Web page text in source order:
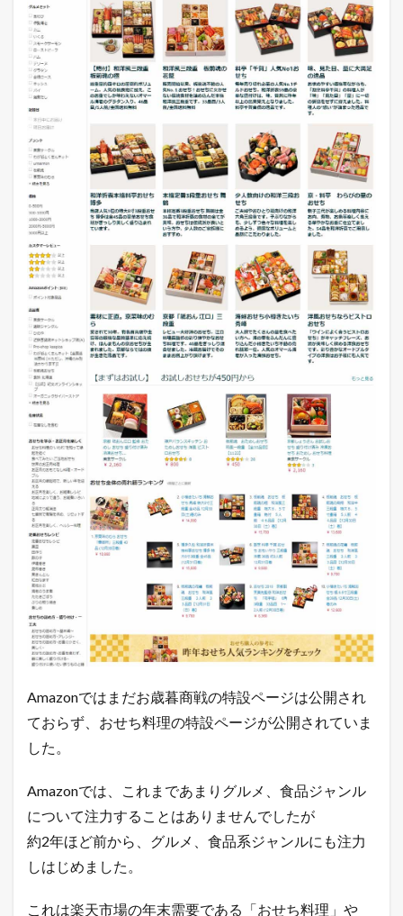
ベ
ン
ト
況
何
1
月
1
】
7
本
日
天
市
場
と
ヤ
フ
ー
シ
ョ
ッ
ピ
ン
グ
の
れ
商
品
天
市
総
合
リ
Amazonではまだお歳暮商戦の特設ページは公開され
ておらず、おせち料理の特設ページが公開されていま
した。
Amazonでは、これまであまりグルメ、食品ジャンル
について注力することはありませんでしたが
約2年ほど前から、グルメ、食品系ジャンルにも注力
しはじめました。
これは楽天市場の年末需要である「おせち料理」や